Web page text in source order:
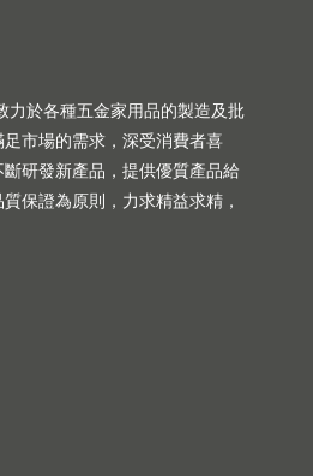
力於各種五金家用品的製造及批
市場的需求，深受消費者喜
研發新產品，提供優質產品給
保證為原則，力求精益求精，